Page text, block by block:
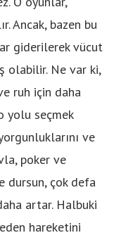
Ancak, bazen bu
giderilerek vücut
olabilir. Ne var ki,
ruh için daha
yolu seçmek
ve
poker ve
dursun, çok defa
artar. Halbuki
hareketini